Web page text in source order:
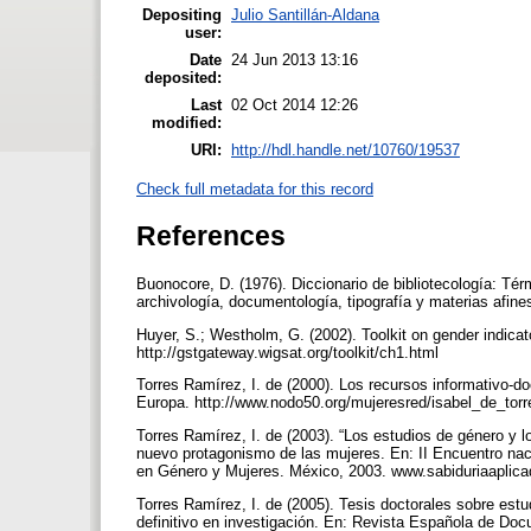
Depositing
user:
Julio Santillán-Aldana
Date
deposited:
24 Jun 2013 13:16
Last
modified:
02 Oct 2014 12:26
URI: http://hdl.handle.net/10760/19537
Check full metadata for this record
References
Buonocore, D. (1976). Diccionario de bibliotecología:
archivología, documentología, tipografía y materias
Huyer, S.; Westholm, G. (2002). Toolkit on gender
http://gstgateway.wigsat.org/toolkit/ch1.html
Torres Ramírez, I. de (2000). Los recursos informativo-
Europa. http://www.nodo50.org/mujeresred/
Torres Ramírez, I. de (2003). “Los estudios de género
nuevo protagonismo de las mujeres. En: II Encuentro
en Género y Mujeres. México, 2003.
Torres Ramírez, I. de (2005). Tesis doctorales sobre
definitivo en investigación. En: Revista Española de